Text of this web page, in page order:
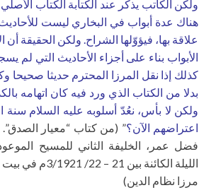
ولكن الكاتب يذكر عند الكتابة الكتاب
هناك عدة أبواب في البخاري ليست للأحاديث
علاقة بها، فيؤوّلها الشراح. ولكن الحقيقة أن
الأبواب بناء على أجزاء الأحاديث التي لم
كذلك إذا نقل المرزا المحترم حديثا صحيحا
بدلا من الكتاب الذي ورد فيه كان اتهامه
ولكن لا بأس، نعُدّ أسلوبه عليه السلام سنة
اعتراضهم الآن؟” (من کتاب “معيار
فضل عمر، الخليفة الثاني للمسيح
الليلة الكائنة
مرزا نظام الدين)